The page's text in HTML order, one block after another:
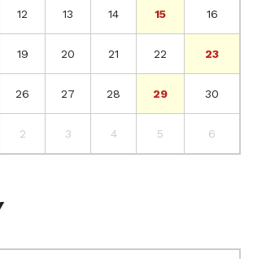
12 13 14 15 16
19 20 21 22 23
26 27 28 29 30
2 3 4 5 6